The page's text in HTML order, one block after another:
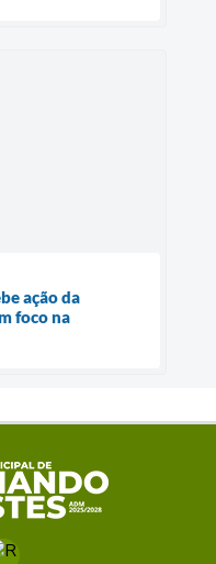
ação da
foco na